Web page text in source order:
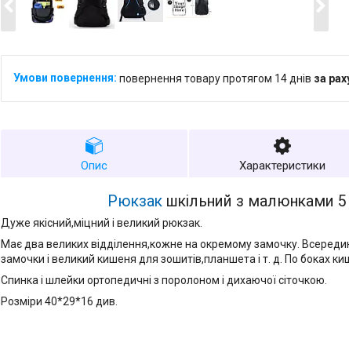
повернення товару протягом 14 днів за
Опис Характеристики
Рюкзак шкільний з малюнками 5
Дуже якісний,міцний і великий рюкзак.
Має два великих відділення,кожне на окремому замочку.
замочки і великий кишеня для зошитів,планшета і т. д. По боках
Спинка і шлейки ортопедичні з поролоном і дихаючої сіточкою.
Розміри 40*29*16 див.